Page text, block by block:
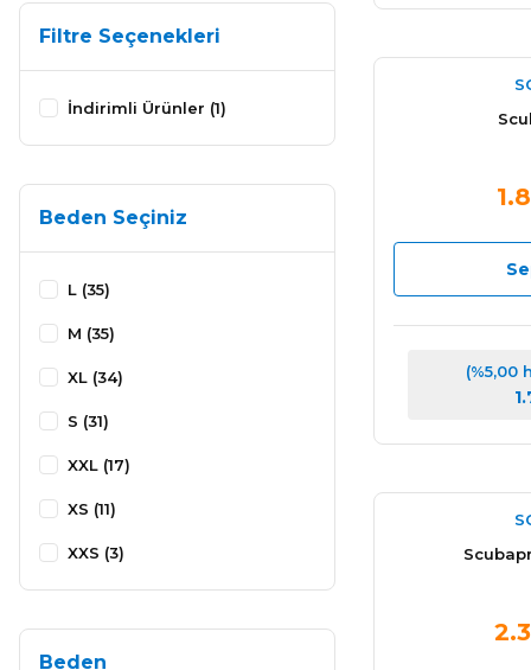
Filtre Seçenekleri
İndirimli Ürünler (1)
Beden Seçiniz
L (35)
M (35)
XL (34)
S (31)
XXL (17)
XS (11)
XXS (3)
2XS-M (2)
Beden
(%5,00